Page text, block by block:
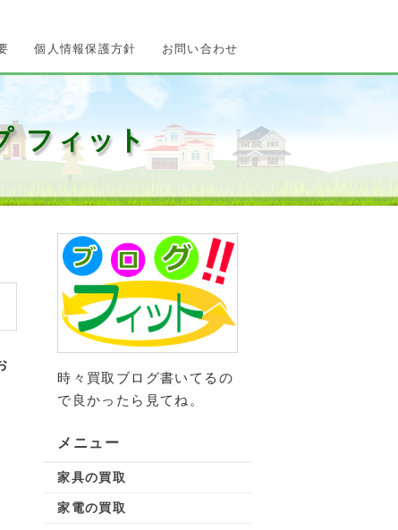
個人情報保護方針 お問い合わせ
フィット
時々買取ブログ書いてるの
で良かったら見てね。
メニュー
家具の買取
家電の買取